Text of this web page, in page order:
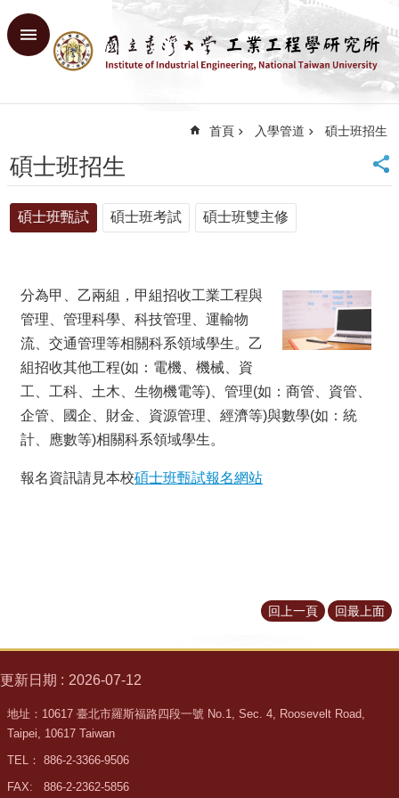
跳到主要內容區塊
進
首
頁
大
首
站
導
覽
English
系
所
簡
介
學
所
員
入
管
首頁 入學管道 碩士班招生
碩士班招生
碩士班甄試 碩士班考試 碩士班雙主修
分為甲、乙兩組，甲組招收工業工程與
管理、管理科學、科技管理、運輸物
流、交通管理等相關科系領域學生。乙
組招收其他工程(如：電機、機械、資
工、工科、土木、生物機電等)、管理(如：商管、資管、
企管、國企、財金、資源管理、經濟等)與數學(如：統
計、應數等)相關科系領域學生。
報名資訊請見本校碩士班甄試報名網站
回上一頁 回最上面
更新日期 2026-07-12
地址：10617 臺北市羅斯福路四段一號 No.1, Sec. 4, Roosevelt Road,
Taipei, 10617 Taiwan
TEL： 886-2-3366-9506
FAX: 886-2-2362-5856